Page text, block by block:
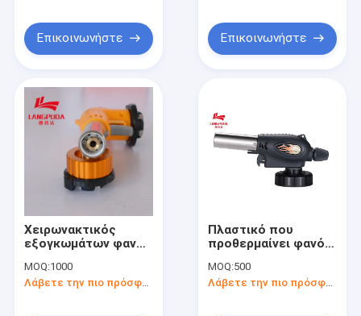
Επικοινωνήστε Επικοινωνήστε
Χειρωνακτικός
εξογκωμάτων φανός
στρατοπέδευσης
διακοπτών φορητός
MOQ:1000
Λάβετε την πιο πρόσφατη τιμή
Πλαστικό που
προθερμαίνει φανό
μαγειρικό
MOQ:500